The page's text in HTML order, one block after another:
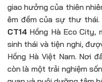
giao hưởng của thiên
êm đềm của sự thư
CT14 Hồng Hà Eco City,
sinh thái và tiện nghi,
Hồng Hà Việt Nam. Nơi
còn là một trải nghiệm